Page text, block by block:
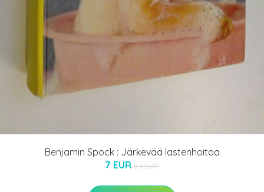
Benjamin Spock : Järkevää lastenhoitoa
7 EUR 8.5 EUR